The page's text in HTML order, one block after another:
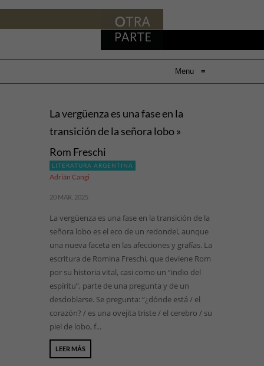
Menu ≡
La vergüenza es una fase en la
transición de la señora lobo »
Rom Freschi
LITERATURA ARGENTINA
Adrián Cangi
20 MAR, 2025
La vergüenza es una fase en la transición de la
señora lobo es el eco de un redondel, aunque
una nueva faceta en las afecciones y grafías. La
escritura de Romina Freschi, que deviene Rom
por su historia vital, casi como un “indio del
espíritu”, parte de una pregunta y de un
desdoblarse. Se pregunta: “¿dónde está / el
corazón? / es una ovejita triste / el cerebro / su
piel de lobo, f...
LEER MÁS